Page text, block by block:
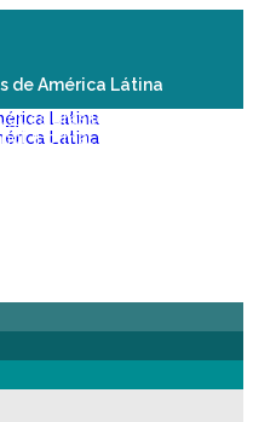
de América Látina